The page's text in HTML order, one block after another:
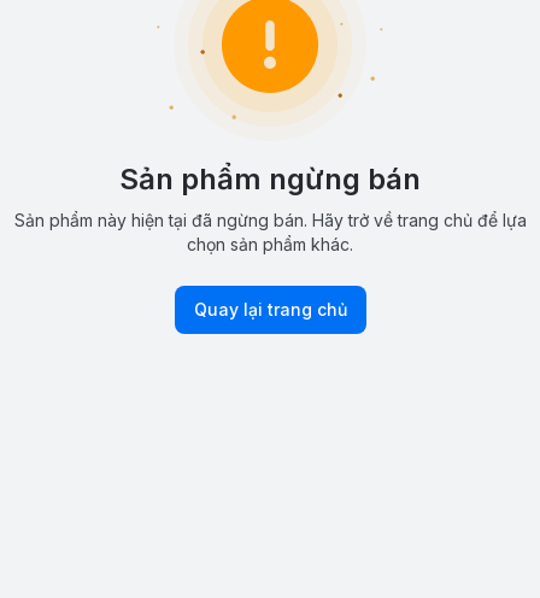
Sản phẩm ngừng bán
Sản phẩm này hiện tại đã ngừng bán. Hãy trở về trang chủ để lựa
chọn sản phẩm khác.
Quay lại trang chủ